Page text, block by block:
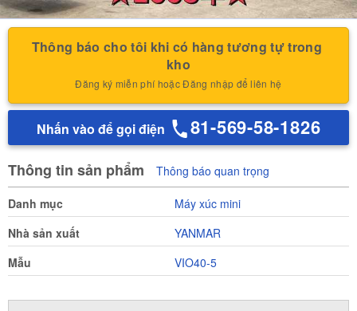
Thông báo cho tôi khi có hàng tương tự trong
kho
Đăng ký miễn phí hoặc Đăng nhập để liên hệ
Nhấn vào để gọi điện 81-569-58-1826
Thông tin sản phẩm Thông báo quan trọng
Danh mục
Máy xúc mini
Nhà sản xuất
YANMAR
Mẫu
VIO40-5